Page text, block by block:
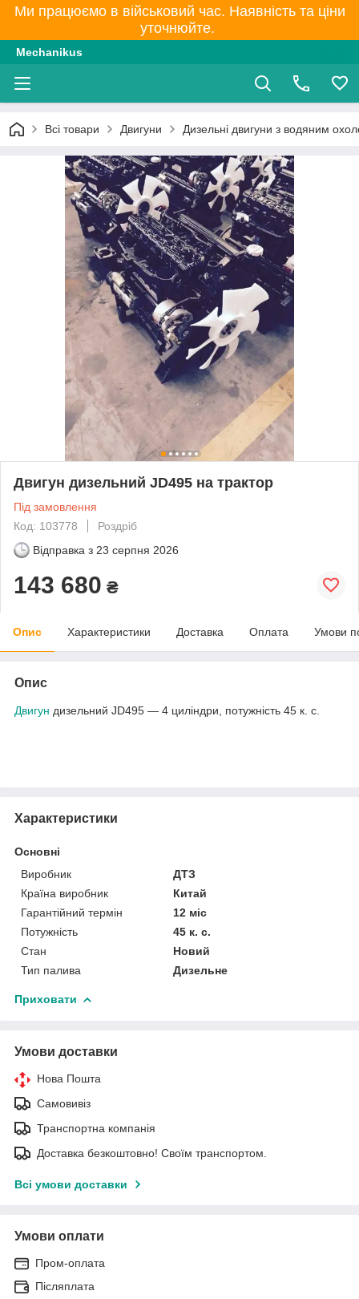
Ми працюємо в військовий час. Наявність та ціни
уточнюйте.
Mechanikus
Всі товари Двигуни Дизельні двигуни з водяним
Двигун дизельний JD495 на трактор
Під замовлення
Код: 103778
Роздріб
Відправка з 23 серпня 2026
143 680 ₴
Опис Характеристики Доставка Оплата Умови
Опис
Двигун дизельний JD495 — 4 циліндри, потужність 45 к. с.
Характеристики
Основні
Виробник
ДТЗ
Країна виробник
Китай
Гарантійний термін
12 міс
Потужність
45 к. с.
Стан
Новий
Тип палива
Дизельне
Приховати
Умови доставки
Нова Пошта
Самовивіз
Транспортна компанія
Доставка безкоштовно! Своїм транспортом.
Всі умови доставки
Умови оплати
Пром-оплата
Післяплата